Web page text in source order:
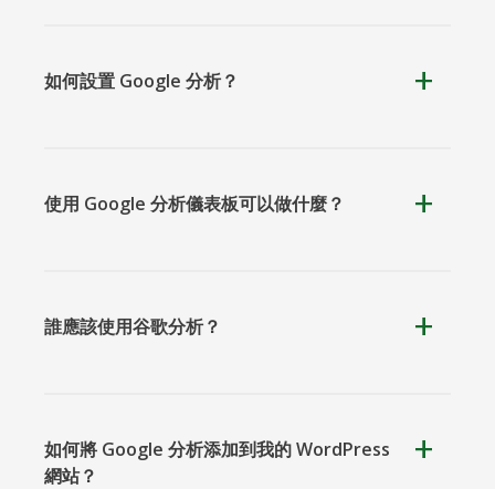
如何設置 Google 分析？
使用 Google 分析儀表板可以做什麼？
誰應該使用谷歌分析？
如何將 Google 分析添加到我的 WordPress
網站？